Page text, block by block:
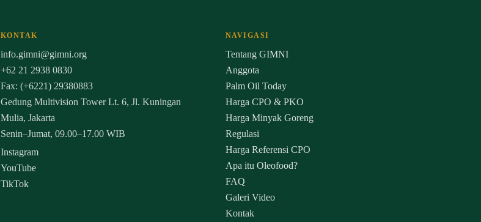
KONTAK
info.gimni@gimni.org
+62 21 2938 0830
Fax: (+6221) 29380883
Gedung Multivision Tower Lt. 6, Jl. Kuningan
Mulia, Jakarta
Senin–Jumat, 09.00–17.00 WIB
Instagram
YouTube
TikTok
NAVIGASI
Tentang GIMNI
Anggota
Palm Oil Today
Harga CPO & PKO
Harga Minyak Goreng
Regulasi
Harga Referensi CPO
Apa itu Oleofood?
FAQ
Galeri Video
Kontak